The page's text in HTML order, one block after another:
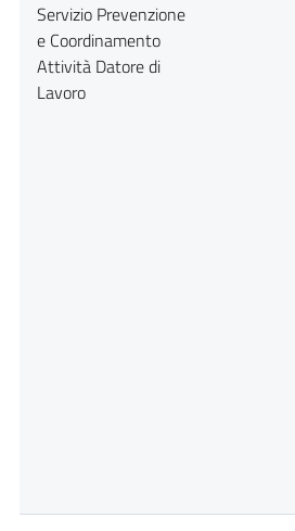
Servizio Prevenzione
e Coordinamento
Attività Datore di
Lavoro